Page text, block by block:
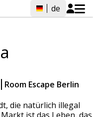
de
Room Escape Berlin
die natürlich illegal